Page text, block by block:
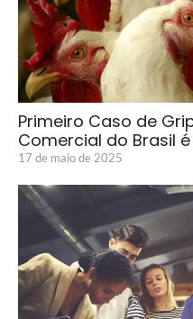
Primeiro Caso de
Comercial do Brasil
17 de maio de 2025